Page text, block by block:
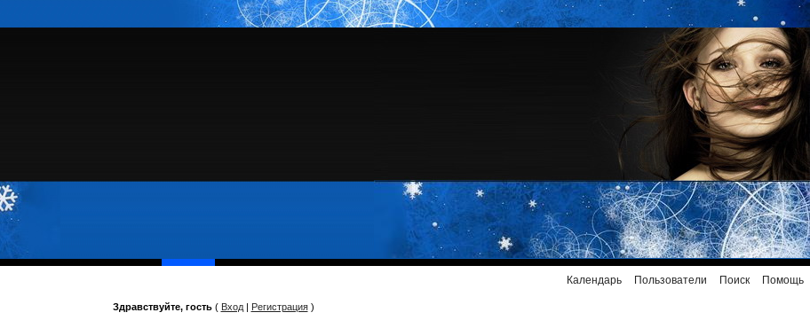
Помощь
Поиск
Пользователи
Календарь
Здравствуйте, гость( Вход| Регистрация)